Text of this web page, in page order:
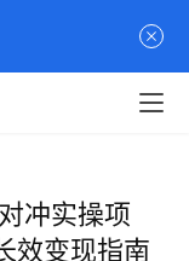
冲实操项
效变现指南